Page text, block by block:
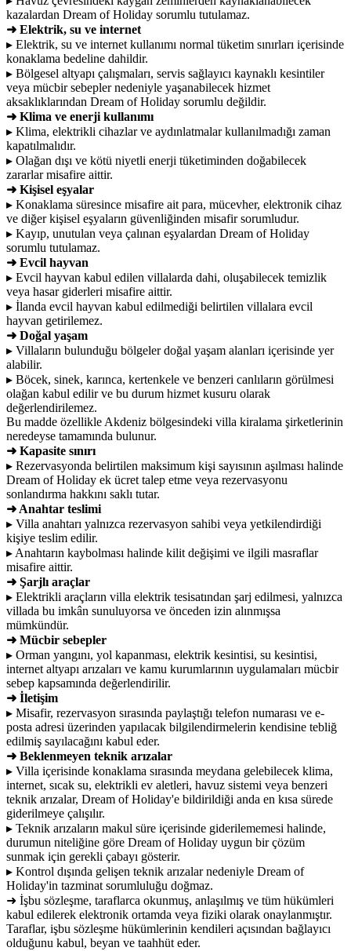
kazalardan Dream of Holiday sorumlu tutulamaz.
➜ Elektrik, su ve internet
▸ Elektrik, su ve internet kullanımı normal tüketim sınırları içerisinde
konaklama bedeline dahildir.
▸ Bölgesel altyapı çalışmaları, servis sağlayıcı kaynaklı kesintiler
veya mücbir sebepler nedeniyle yaşanabilecek hizmet
aksaklıklarından Dream of Holiday sorumlu değildir.
➜ Klima ve enerji kullanımı
▸ Klima, elektrikli cihazlar ve aydınlatmalar kullanılmadığı zaman
kapatılmalıdır.
▸ Olağan dışı ve kötü niyetli enerji tüketiminden doğabilecek
zararlar misafire aittir.
➜ Kişisel eşyalar
▸ Konaklama süresince misafire ait para, mücevher, elektronik cihaz
ve diğer kişisel eşyaların güvenliğinden misafir sorumludur.
▸ Kayıp, unutulan veya çalınan eşyalardan Dream of Holiday
sorumlu tutulamaz.
➜ Evcil hayvan
▸ Evcil hayvan kabul edilen villalarda dahi, oluşabilecek temizlik
veya hasar giderleri misafire aittir.
▸ İlanda evcil hayvan kabul edilmediği belirtilen villalara evcil
hayvan getirilemez.
➜ Doğal yaşam
▸ Villaların bulunduğu bölgeler doğal yaşam alanları içerisinde yer
alabilir.
▸ Böcek, sinek, karınca, kertenkele ve benzeri canlıların görülmesi
olağan kabul edilir ve bu durum hizmet kusuru olarak
değerlendirilemez.
Bu madde özellikle Akdeniz bölgesindeki villa kiralama şirketlerinin
neredeyse tamamında bulunur.
➜ Kapasite sınırı
▸ Rezervasyonda belirtilen maksimum kişi sayısının aşılması halinde
Dream of Holiday ek ücret talep etme veya rezervasyonu
sonlandırma hakkını saklı tutar.
➜ Anahtar teslimi
▸ Villa anahtarı yalnızca rezervasyon sahibi veya yetkilendirdiği
kişiye teslim edilir.
▸ Anahtarın kaybolması halinde kilit değişimi ve ilgili masraflar
misafire aittir.
➜ Şarjlı araçlar
▸ Elektrikli araçların villa elektrik tesisatından şarj edilmesi, yalnızca
villada bu imkân sunuluyorsa ve önceden izin alınmışsa
mümkündür.
➜ Mücbir sebepler
▸ Orman yangını, yol kapanması, elektrik kesintisi, su kesintisi,
internet altyapı arızaları ve kamu kurumlarının uygulamaları mücbir
sebep kapsamında değerlendirilir.
➜ İletişim
▸ Misafir, rezervasyon sırasında paylaştığı telefon numarası ve e-
posta adresi üzerinden yapılacak bilgilendirmelerin kendisine tebliğ
edilmiş sayılacağını kabul eder.
➜ Beklenmeyen teknik arızalar
▸ Villa içerisinde konaklama sırasında meydana gelebilecek klima,
internet, sıcak su, elektrikli ev aletleri, havuz sistemi veya benzeri
teknik arızalar, Dream of Holiday'e bildirildiği anda en kısa sürede
giderilmeye çalışılır.
▸ Teknik arızaların makul süre içerisinde giderilememesi halinde,
durumun niteliğine göre Dream of Holiday uygun bir çözüm
sunmak için gerekli çabayı gösterir.
▸ Kontrol dışında gelişen teknik arızalar nedeniyle Dream of
Holiday'in tazminat sorumluluğu doğmaz.
➜ İşbu sözleşme, taraflarca okunmuş, anlaşılmış ve tüm hükümleri
kabul edilerek elektronik ortamda veya fiziki olarak onaylanmıştır.
Taraflar, işbu sözleşme hükümlerinin kendileri açısından bağlayıcı
olduğunu kabul, beyan ve taahhüt eder.